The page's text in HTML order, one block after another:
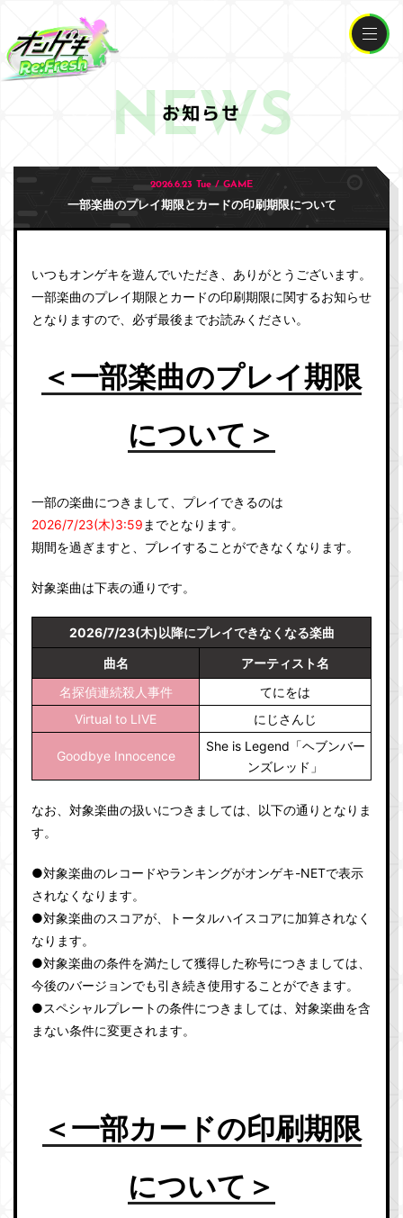
NEWS
お知らせ
2026.6.23 Tue / GAME
一部楽曲のプレイ期限とカードの印刷期限について
いつもオンゲキを遊んでいただき、ありがとうございます。
一部楽曲のプレイ期限とカードの印刷期限に関するお知らせ
となりますので、必ず最後までお読みください。
＜一部楽曲のプレイ期限
について＞
一部の楽曲につきまして、プレイできるのは
2026/7/23(木)3:59 までとなります。
期間を過ぎますと、プレイすることができなくなります。
対象楽曲は下表の通りです。
2026/7/23(木)以降にプレイできなくなる楽曲
曲名
アーティスト名
名探偵連続殺人事件
てにをは
Virtual to LIVE
にじさんじ
Goodbye Innocence
She is Legend「ヘブンバー
ンズレッド」
なお、対象楽曲の扱いにつきましては、以下の通りとなりま
す。
●対象楽曲のレコードやランキングがオンゲキ-NETで表示
されなくなります。
●対象楽曲のスコアが、トータルハイスコアに加算されなく
なります。
●対象楽曲の条件を満たして獲得した称号につきましては、
今後のバージョンでも引き続き使用することができます。
●スペシャルプレートの条件につきましては、対象楽曲を含
まない条件に変更されます。
＜一部カードの印刷期限
について＞